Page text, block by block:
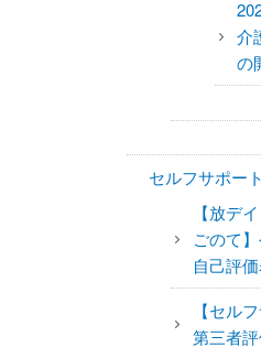
介
の
セルフサポー
【放デ
ごのて
自己評
【セル
第三者